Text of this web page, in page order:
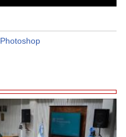
Photoshop